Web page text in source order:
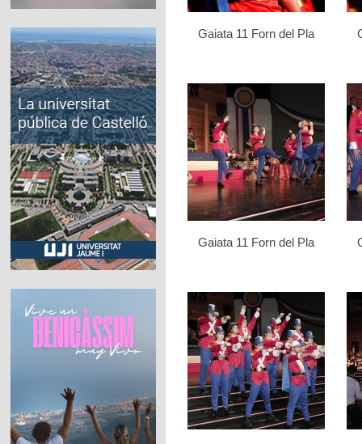
Gaiata 11 Forn del Pla
Gaiata 11 Forn del Pla